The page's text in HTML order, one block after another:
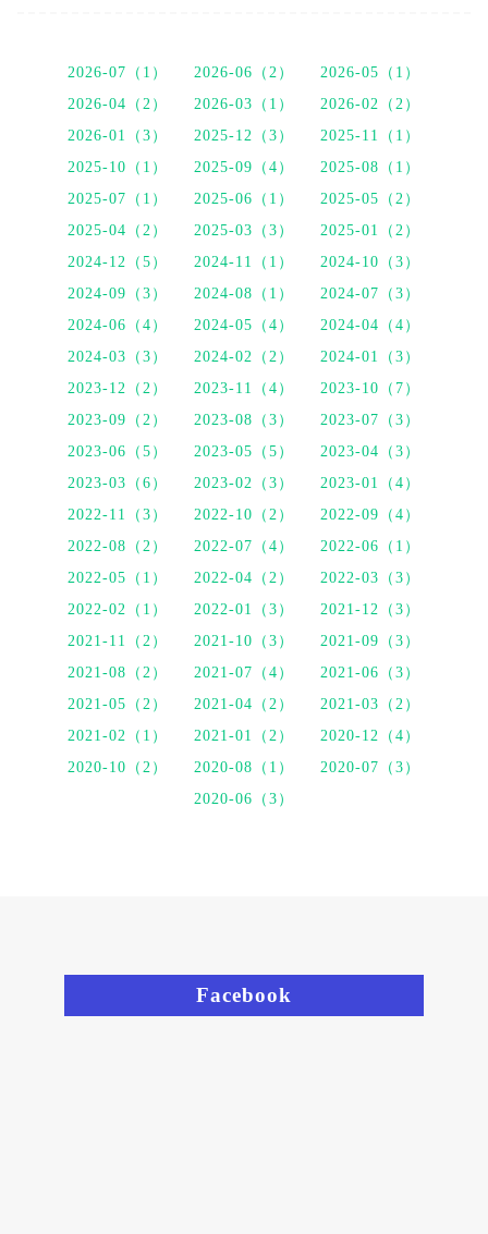
2026-07（1） 2026-06（2）
2026-05（1）
2026-04（2）
2026-03（1）
2026-02（2）
2026-01（3）
2025-12（3）
2025-11（1）
2025-10（1）
2025-09（4）
2025-08（1）
2025-07（1）
2025-06（1）
2025-05（2）
2025-04（2）
2025-03（3）
2025-01（2）
2024-12（5）
2024-11（1）
2024-10（3）
2024-09（3）
2024-08（1）
2024-07（3）
2024-06（4）
2024-05（4）
2024-04（4）
2024-03（3）
2024-02（2）
2024-01（3）
2023-12（2）
2023-11（4）
2023-10（7）
2023-09（2）
2023-08（3）
2023-07（3）
2023-06（5）
2023-05（5）
2023-04（3）
2023-03（6）
2023-02（3）
2023-01（4）
2022-11（3）
2022-10（2）
2022-09（4）
2022-08（2）
2022-07（4）
2022-06（1）
2022-05（1）
2022-04（2）
2022-03（3）
2022-02（1）
2022-01（3）
2021-12（3）
2021-11（2）
2021-10（3）
2021-09（3）
2021-08（2）
2021-07（4）
2021-06（3）
2021-05（2）
2021-04（2）
2021-03（2）
2021-02（1）
2021-01（2）
2020-12（4）
2020-10（2）
2020-08（1）
2020-07（3）
2020-06（3）
Facebook